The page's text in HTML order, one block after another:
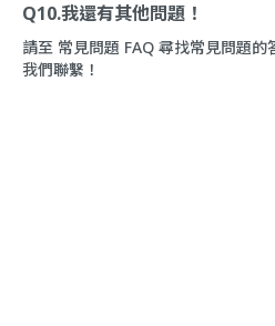
Q10.我還有其他問題！
請至 常見問題 FAQ 尋找常見問題的
我們聯繫！